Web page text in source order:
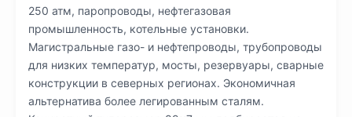
250 атм, паропроводы, нефтегазовая
промышленность, котельные установки.
Магистральные газо- и нефтепроводы, трубопроводы
для низких температур, мосты, резервуары, сварные
конструкции в северных регионах. Экономичная
альтернатива более легированным сталям.